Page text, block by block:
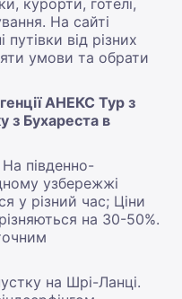
На сайті
від різних
умови та обрати
АНЕКС Тур з
з Бухареста в
південно-
узбережжі
у різний час; Ціни
на 30-50%.
на Шрі-Ланці.